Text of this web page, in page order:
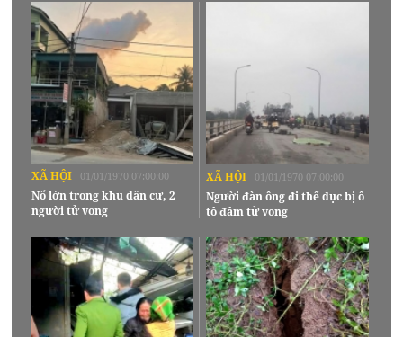
XÃ HỘI 01/01/1970 07:00:00
Nổ lớn trong khu dân cư, 2
người tử vong
XÃ HỘI 01/01/1970 07:00:00
Người đàn ông đi thể dục bị ô
tô đâm tử vong